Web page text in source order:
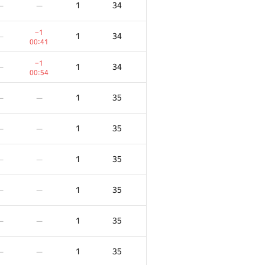
— 1 34
−1
00:41
1 34
−1
00:54
1 34
— 1 35
— 1 35
— 1 35
— 1 35
— 1 35
— 1 35
125
1 24